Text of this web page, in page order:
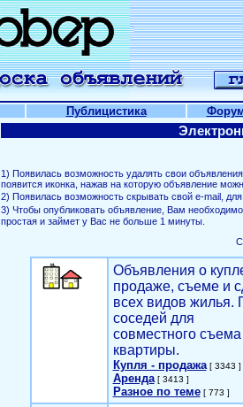
Публицистика
1) Появилась возможность удалять свои
появится иконка, нажав на которую объявление
2) Появилась возможность скрывать свой е-mail,
3) Чтобы опубликовать объявление, Вам
простая и займет у Вас не больше 1 минуты.
Объявления о
продаже, съеме и
всех видов жилья.
соседей для
совместного съема
квартиры.
Купля - продажа[ 3343 ]
Аренда[ 3413 ]
Разное по теме[ 773 ]